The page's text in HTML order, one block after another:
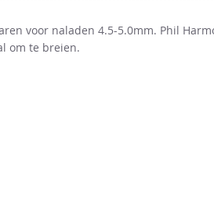
voor naladen 4.5-5.0mm. Phil
om te breien.